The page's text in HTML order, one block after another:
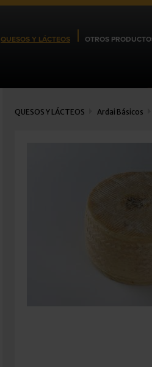
QUESOS Y LÁCTEOS OTROS
QUESOS Y LÁCTEOS Ardai Básicos